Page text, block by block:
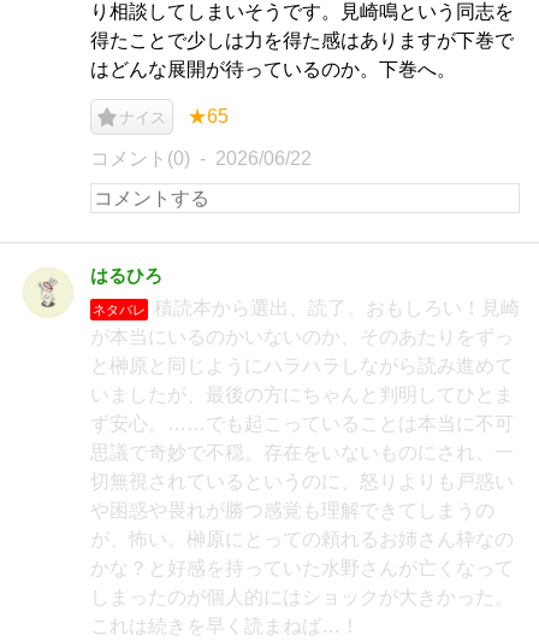
り相談してしまいそうです。見崎鳴という同志を
得たことで少しは力を得た感はありますが下巻で
はどんな展開が待っているのか。下巻へ。
ナイス ★65
コメント(0) 2026/06/22
はるひろ
ネタバレ
積読本から選出、読了。おもしろい！見崎
が本当にいるのかいないのか、そのあたりをずっ
と榊原と同じようにハラハラしながら読み進めて
いましたが、最後の方にちゃんと判明してひとま
ず安心。……でも起こっていることは本当に不可
思議で奇妙で不穏。存在をいないものにされ、一
切無視されているというのに、怒りよりも戸惑い
や困惑や畏れが勝つ感覚も理解できてしまうの
が、怖い。榊原にとっての頼れるお姉さん枠なの
かな？と好感を持っていた水野さんが亡くなって
しまったのが個人的にはショックが大きかった。
これは続きを早く読まねば…！